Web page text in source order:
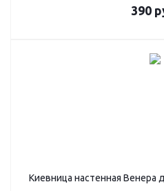
390
Киевница настенная Венера